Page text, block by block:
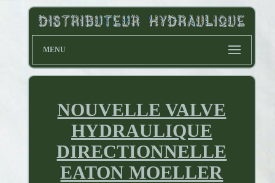
MENU
NOUVELLE VALVE
HYDRAULIQUE
DIRECTIONNELLE
EATON MOELLER